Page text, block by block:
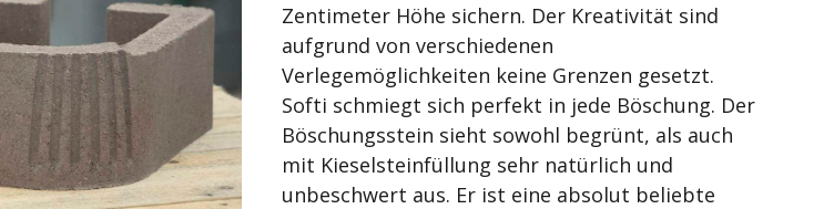
Zentimeter Höhe sichern. Der Kreativität sind
aufgrund von verschiedenen
Verlegemöglichkeiten keine Grenzen gesetzt.
Softi schmiegt sich perfekt in jede Böschung. Der
Böschungsstein sieht sowohl begrünt, als auch
mit Kieselsteinfüllung sehr natürlich und
unbeschwert aus. Er ist eine absolut beliebte